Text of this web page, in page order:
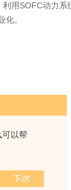
可以帮
用SOFC动力
。